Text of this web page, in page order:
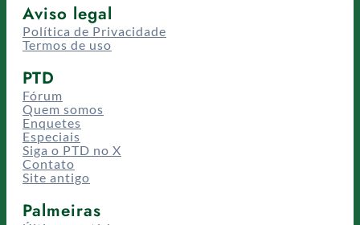
Aviso legal
Política de Privacidade
Termos de uso
PTD
Fórum
Quem somos
Enquetes
Especiais
Siga o PTD no X
Contato
Site antigo
Palmeiras